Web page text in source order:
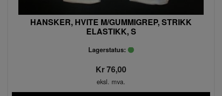
HANSKER, HVITE M/GUMMIGREP, STRIKK
ELASTIKK, S
Lagerstatus:
Kr 76,00
eksl. mva.